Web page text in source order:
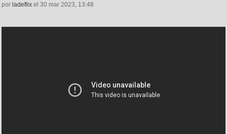
por ladeflix el 30 mar 2023, 13:48